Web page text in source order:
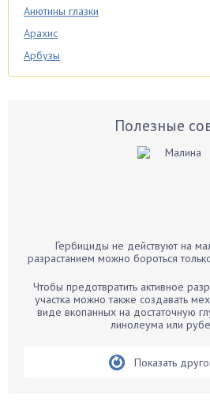
Анютины глазки
Арахис
Арбузы
Аспарагус
Бархатцы
Белые грибы
Бирючина
Полезные
Гербициды не действуют на
разрастанием можно бороться
Чтобы предотвратить активное
участка можно также создавать
виде вкопанных на достаточную
линолеума или
Показать